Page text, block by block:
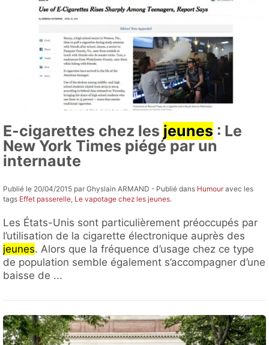
E-cigarettes chez les jeunes : Le
New York Times piégé par un
internaute
Publié le 20/04/2015 par Ghyslain ARMAND - Publié dans Humour avec les
tags Effet passerelle, Le vapotage chez les jeunes.
Les États-Unis sont particulièrement préoccupés par
l’utilisation de la cigarette électronique auprès des
jeunes. Alors que la fréquence d’usage chez ce type
de population semble également s’accompagner d’une
baisse de ...